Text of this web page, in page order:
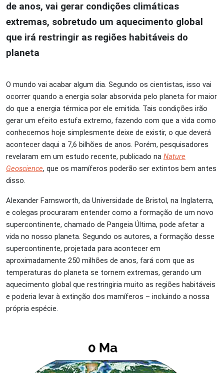
de anos, vai gerar condições climáticas
extremas, sobretudo um aquecimento global
que irá restringir as regiões habitáveis do
planeta
O mundo vai acabar algum dia. Segundo os cientistas, isso vai
ocorrer quando a energia solar absorvida pelo planeta for maior
do que a energia térmica por ele emitida. Tais condições irão
gerar um efeito estufa extremo, fazendo com que a vida como
conhecemos hoje simplesmente deixe de existir, o que deverá
acontecer daqui a 7,6 bilhões de anos. Porém, pesquisadores
revelaram em um estudo recente, publicado na Nature
Geoscience, que os mamíferos poderão ser extintos bem antes
disso.
Alexander Farnsworth, da Universidade de Bristol, na Inglaterra,
e colegas procuraram entender como a formação de um novo
supercontinente, chamado de Pangeia Última, pode afetar a
vida no nosso planeta. Segundo os autores, a formação desse
supercontinente, projetada para acontecer em
aproximadamente 250 milhões de anos, fará com que as
temperaturas do planeta se tornem extremas, gerando um
aquecimento global que restringiria muito as regiões habitáveis
e poderia levar à extinção dos mamíferos – incluindo a nossa
própria espécie.